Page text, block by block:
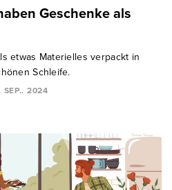
Geschenke als
etwas Materielles verpackt in
Schleife.
SEP.. 2024